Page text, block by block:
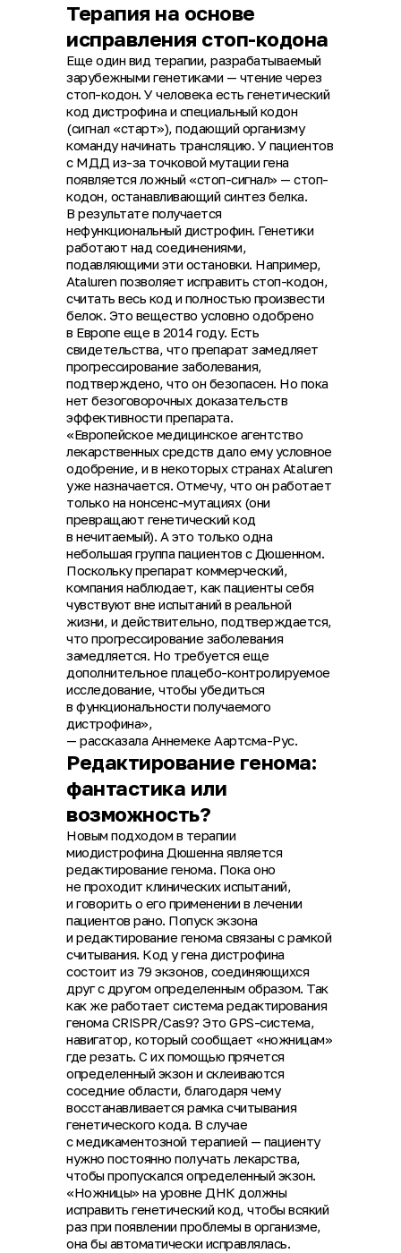
Терапия на основе
исправления стоп-кодона
Еще один вид терапии, разрабатываемый
зарубежными генетиками — чтение через
стоп-кодон. У человека есть генетический
код дистрофина и специальный кодон
(сигнал «старт»), подающий организму
команду начинать трансляцию. У пациентов
с МДД из-за точковой мутации гена
появляется ложный «стоп-сигнал» — стоп-
кодон, останавливающий синтез белка.
В результате получается
нефункциональный дистрофин. Генетики
работают над соединениями,
подавляющими эти остановки. Например,
Ataluren позволяет исправить стоп-кодон,
считать весь код и полностью произвести
белок. Это вещество условно одобрено
в Европе еще в 2014 году. Есть
свидетельства, что препарат замедляет
прогрессирование заболевания,
подтверждено, что он безопасен. Но пока
нет безоговорочных доказательств
эффективности препарата.
«Европейское медицинское агентство
лекарственных средств дало ему условное
одобрение, и в некоторых странах Ataluren
уже назначается. Отмечу, что он работает
только на нонсенс-мутациях (они
превращают генетический код
в нечитаемый). А это только одна
небольшая группа пациентов с Дюшенном.
Поскольку препарат коммерческий,
компания наблюдает, как пациенты себя
чувствуют вне испытаний в реальной
жизни, и действительно, подтверждается,
что прогрессирование заболевания
замедляется. Но требуется еще
дополнительное плацебо-контролируемое
исследование, чтобы убедиться
в функциональности получаемого
дистрофина»,
— рассказала Аннемеке Аартсма-Рус.
Редактирование генома:
фантастика или
возможность?
Новым подходом в терапии
миодистрофина Дюшенна является
редактирование генома. Пока оно
не проходит клинических испытаний,
и говорить о его применении в лечении
пациентов рано. Попуск экзона
и редактирование генома связаны с рамкой
считывания. Код у гена дистрофина
состоит из 79 экзонов, соединяющихся
друг с другом определенным образом. Так
как же работает система редактирования
генома CRISPR/Cas9? Это GPS-система,
навигатор, который сообщает «ножницам»
где резать. С их помощью прячется
определенный экзон и склеиваются
соседние области, благодаря чему
восстанавливается рамка считывания
генетического кода. В случае
с медикаментозной терапией — пациенту
нужно постоянно получать лекарства,
чтобы пропускался определенный экзон.
«Ножницы» на уровне ДНК должны
исправить генетический код, чтобы всякий
раз при появлении проблемы в организме,
она бы автоматически исправлялась.